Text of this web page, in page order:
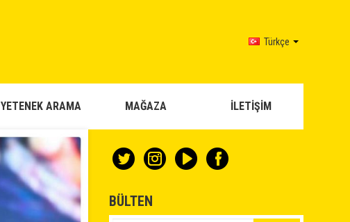
Türkçe
YETENEK ARAMA MAĞAZA İLETİŞİM
BÜLTEN